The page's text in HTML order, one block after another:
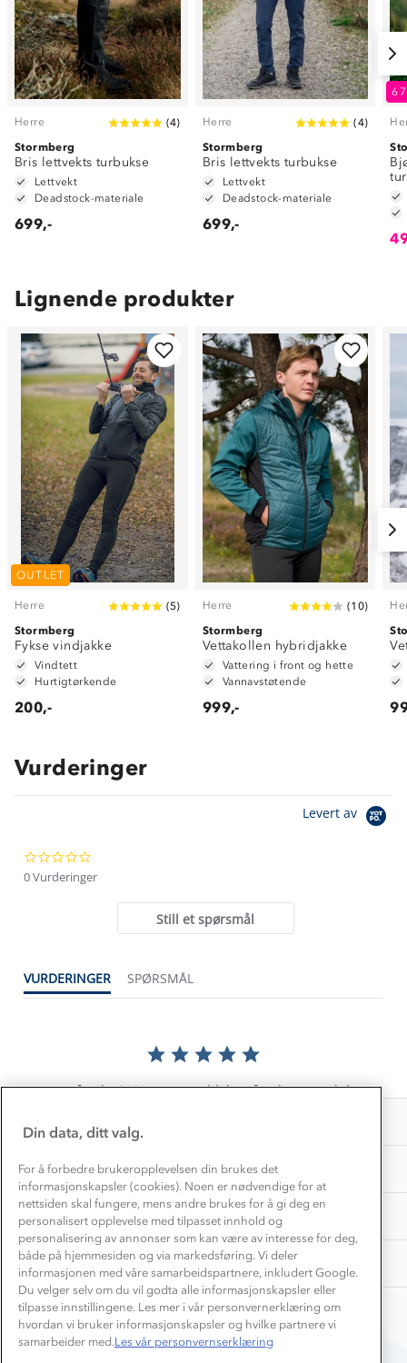
Herre (4)
Stormberg
Bris lettvekts turbukse
Lettvekt
Deadstock-materiale
699,-
Herre (4)
Stormberg
Bris lettvekts turbukse
Lettvekt
Deadstock-materiale
699,-
Lignende produkter
OUTLET
Herre (5)
Stormberg
Fykse vindjakke
Vindtett
Hurtigtørkende
200,-
Herre (10)
Stormberg
Vettakollen hybridjakke
Vattering i front og hette
Vannavstøtende
999,-
Vurderinger
Levert av
star
0 Vurderinger
Still et spørsmål
VURDERINGER SPØRSMÅL
Det er foreløpig ingen anmeldelser for dette produktet.
Kundeservice
Kundeklubb
Bedrift, barnehage og SFO
OM OSS
Klima og miljø
1% til samfunnet
TIPS OG RÅD
Trelagsprinsippet barn
Alt du trenger til Norgesferien
Gravidklær
Vask og vedlikehold
EL-retur
Store størrelser
Turmat oppskrifter
Beredskap
AKTIVITETER
Få turinspirasjon og tips her⛰
Storms turtips🐿️
Leirskole 🥾
Barnehageansatt
Tips til hyttetur
Din data, ditt valg.
For å forbedre brukeropplevelsen din brukes det
informasjonskapsler (cookies). Noen er nødvendige for at
nettsiden skal fungere, mens andre brukes for å gi deg en
personalisert opplevelse med tilpasset innhold og
personalisering av annonser som kan være av interesse for deg,
både på hjemmesiden og via markedsføring. Vi deler
informasjonen med våre samarbeidspartnere, inkludert Google.
Du velger selv om du vil godta alle informasjonskapsler eller
tilpasse innstillingene. Les mer i vår personvernerklæring om
hvordan vi bruker informasjonskapsler og hvilke partnere vi
samarbeider med.Les vår personvernserklæring